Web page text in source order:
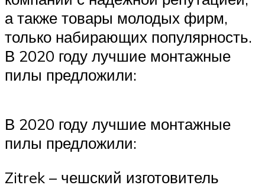
а также товары молодых фирм,
только набирающих популярность.
В 2020 году лучшие монтажные
пилы предложили:
В 2020 году лучшие монтажные
пилы предложили:
Zitrek – чешский изготовитель